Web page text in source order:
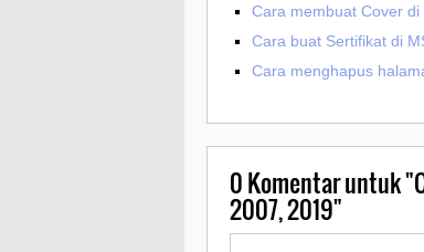
Cara membuat Cover
Cara buat Sertifikat di
Cara menghapus
0Komentar untuk
2007, 2019"